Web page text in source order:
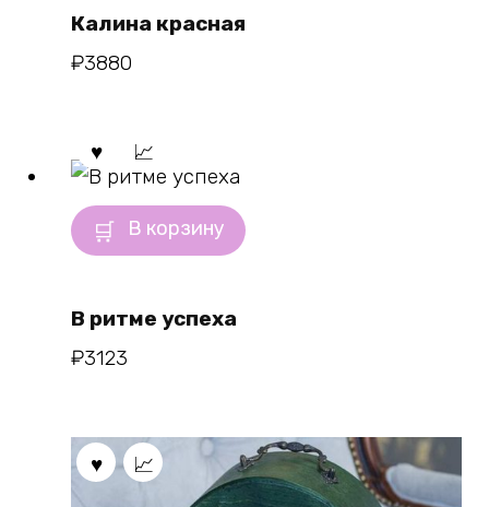
Калина красная
₽3880
В корзину
В ритме успеха
₽3123